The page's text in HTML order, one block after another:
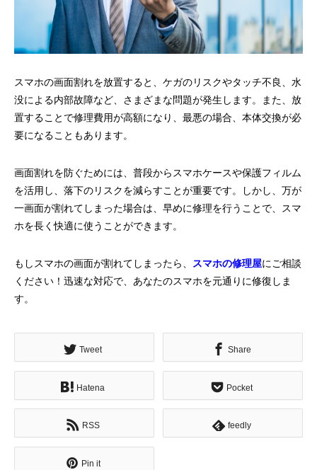
スマホの画面割れを放置すると、ケガのリスクやタッチ不良、水
没による内部故障など、さまざまな問題が発生します。また、放
置することで修理費用が高額になり、最悪の場合、本体交換が必
要になることもあります。
画面割れを防ぐためには、普段からスマホケースや保護フィルム
を活用し、落下のリスクを減らすことが重要です。しかし、万が
一画面が割れてしまった場合は、早めに修理を行うことで、スマ
ホを長く快適に使うことができます。
もしスマホの画面が割れてしまったら、 スマホの修理屋にご相談
ください！迅速な対応で、あなたのスマホを元通りに修復しま
す。
Tweet Share
Hatena Pocket
RSS feedly
Pin it